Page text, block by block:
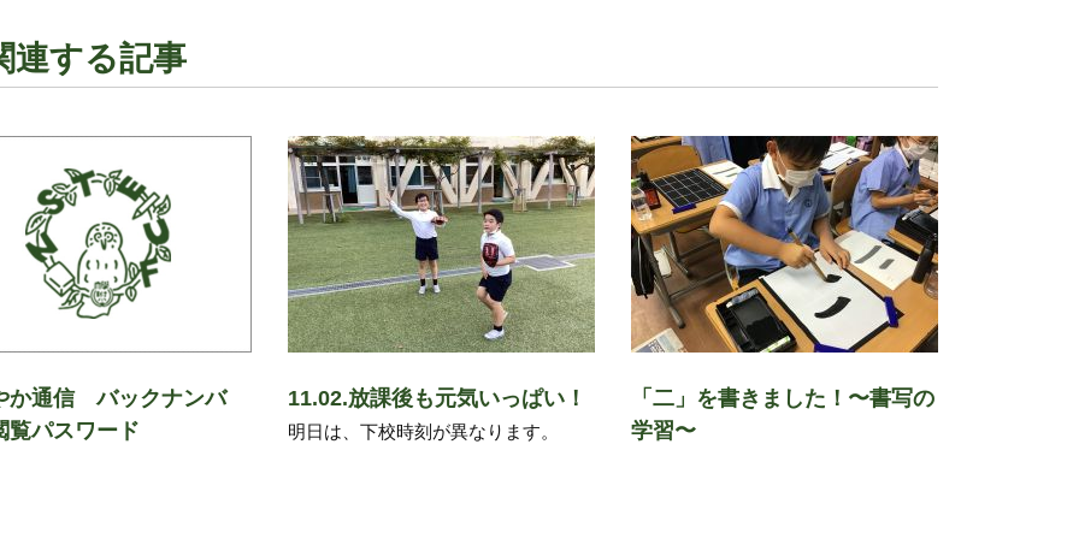
連する記事
か通信 バックナンバ
パスワード
11.02.放課後も元気いっぱい！
明日は、下校時刻が異なります。
「二」を書きました！〜書写の
学習〜